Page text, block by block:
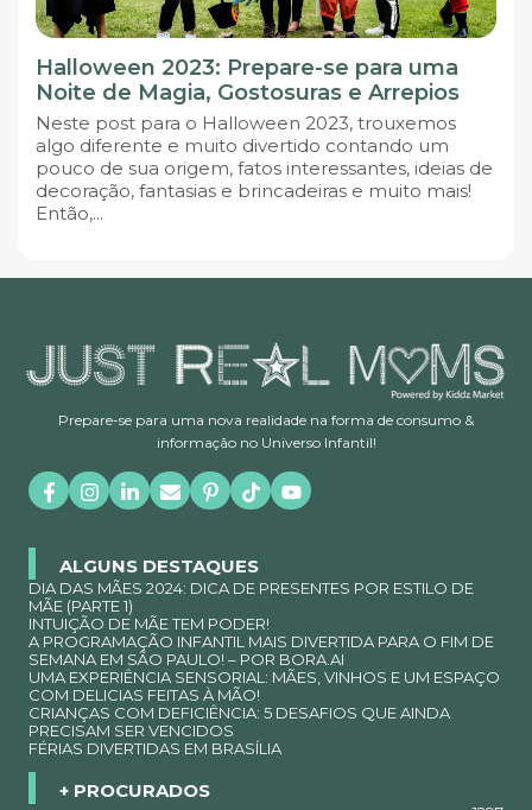
Halloween 2023: Prepare-se para uma
Noite de Magia, Gostosuras e Arrepios
Neste post para o Halloween 2023, trouxemos
algo diferente e muito divertido contando um
pouco de sua origem, fatos interessantes, ideias de
decoração, fantasias e brincadeiras e muito mais!
Então,...
Prepare-se para uma nova realidade na forma de consumo &
informação no Universo Infantil!
ALGUNS DESTAQUES
DIA DAS MÃES 2024: DICA DE PRESENTES POR ESTILO DE
MÃE (PARTE 1)
INTUIÇÃO DE MÃE TEM PODER!
A PROGRAMAÇÃO INFANTIL MAIS DIVERTIDA PARA O FIM DE
SEMANA EM SÃO PAULO! – POR BORA.AI
UMA EXPERIÊNCIA SENSORIAL: MÃES, VINHOS E UM ESPAÇO
COM DELICIAS FEITAS À MÃO!
CRIANÇAS COM DEFICIÊNCIA: 5 DESAFIOS QUE AINDA
PRECISAM SER VENCIDOS
FÉRIAS DIVERTIDAS EM BRASÍLIA
+ PROCURADOS